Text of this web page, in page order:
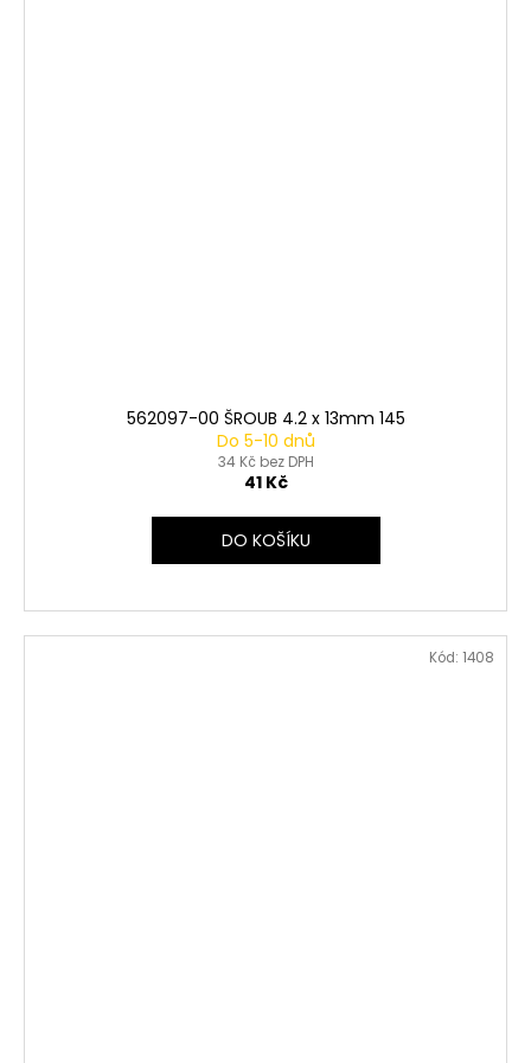
562097-00 ŠROUB 4.2 x 13mm 145
Do 5-10 dnů
34 Kč bez DPH
41 Kč
DO KOŠÍKU
Kód: 1408